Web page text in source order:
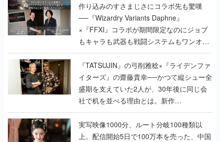
作り込みのすさまじさにコラボ先も驚嘆
──『Wizardry Variants Daphne』
×『FFXI』コラボが期間限定なのにジョブ
もキャラも武器も戦闘システムもワンオフ
で作り込まれた理由を両ディレクターに聞
く
『TATSUJIN』の弓削雅稔×『ライデンファ
イターズ』の齋藤貴幸──かつて縦シュー全
盛期を支えていた2人が、30年後に同じ会
社で机を並べる理由とは。新作
『TATSUJIN EXTREME』で初タッグを組
んだレジェンド2人に訊く開発秘話
実写映像1000分、ルート分岐100種類以
上。配信開始5日で100万本を売った、中国